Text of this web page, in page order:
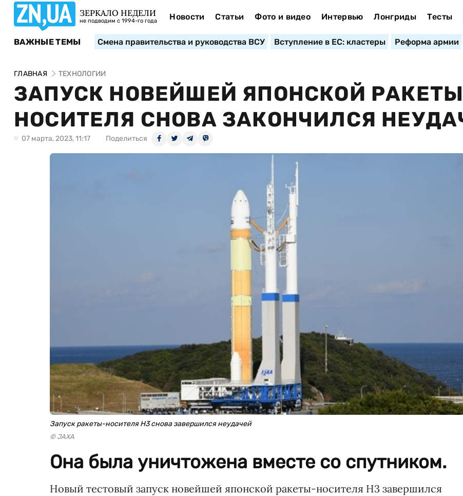
ЗЕРКАЛО НЕДЕЛИ
не подводим с 1994-го года Новости Статьи Фото и видео Интервью Лонгриды Тесты
ВАЖНЫЕ ТЕМЫ Смена правительства и руководства ВСУ Вступление в ЕС: кластеры Реформа армии
ГЛАВНАЯ ТЕХНОЛОГИИ
ЗАПУСК НОВЕЙШЕЙ ЯПОНСКОЙ
НОСИТЕЛЯ СНОВА ЗАКОНЧИЛСЯ
07 марта, 2023, 11:17 Поделиться
Запуск ракеты-носителя Н3 снова завершился неудачей
© JAXA
Она была уничтожена вместе со спутником.
Новый тестовый запуск новейшей японской ракеты-носителя Н3 завершился